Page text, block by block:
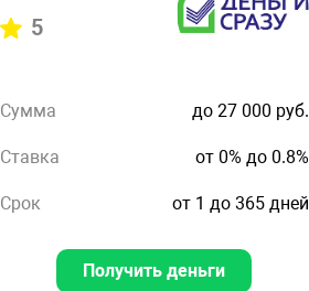
5
Сумма до 27 000 руб.
Ставка от 0% до 0.8%
Срок от 1 до 365 дней
Получить деньги